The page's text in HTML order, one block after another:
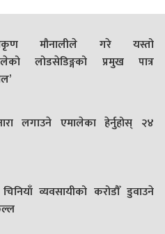
मौनालीले गरे यस्तो
लोडसेडिङ्गको प्रमुख पात्र
नारा लगाउने एमालेका हेर्नुहोस् २४
व्यवसायीको करोडौँ डुवाउने